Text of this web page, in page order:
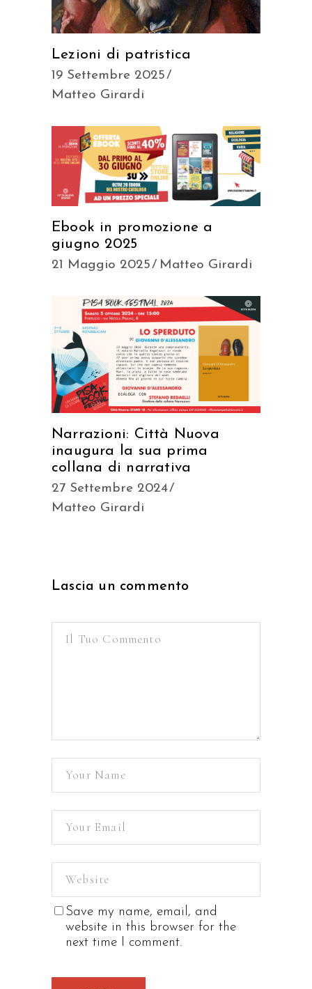
Lezioni di patristica
19 Settembre 2025
Matteo Girardi
Ebook in promozione a
giugno 2025
21 Maggio 2025 Matteo Girardi
Narrazioni: Città Nuova
inaugura la sua prima
collana di narrativa
27 Settembre 2024
Matteo Girardi
Lascia un commento
Save my name, email, and
website in this browser for the
next time I comment.